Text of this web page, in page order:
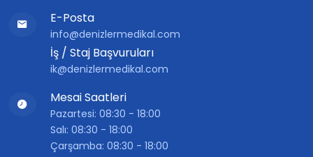
E-Posta
info@denizlermedikal.com
İş / Staj Başvuruları
ik@denizlermedikal.com
Mesai Saatleri
Pazartesi: 08:30 - 18:00
Salı: 08:30 - 18:00
Çarşamba: 08:30 - 18:00